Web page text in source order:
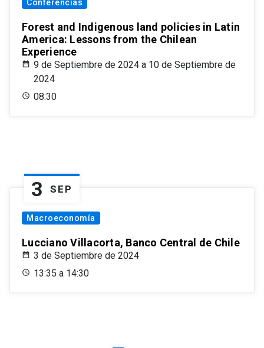
Conferencias
Forest and Indigenous land policies in Latin
America: Lessons from the Chilean
Experience
9 de Septiembre de 2024 a 10 de Septiembre de
2024
08:30
3 SEP
Macroeconomía
Lucciano Villacorta, Banco Central de Chile
3 de Septiembre de 2024
13:35 a 14:30